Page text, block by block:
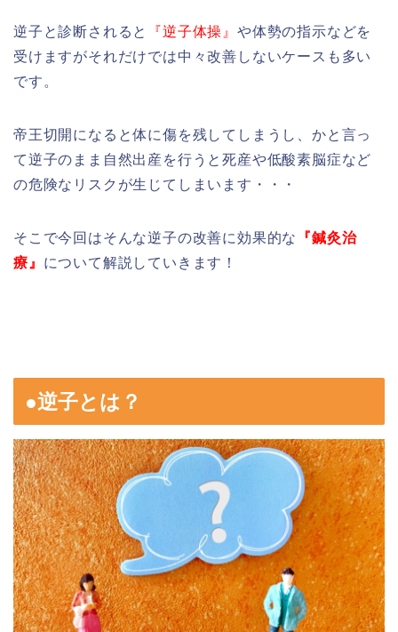
逆子と診断されると 『逆子体操』や体勢の指示などを
受けますがそれだけでは中々改善しないケースも多い
です。
帝王切開になると体に傷を残してしまうし、かと言っ
て逆子のまま自然出産を行うと死産や低酸素脳症など
の危険なリスクが生じてしまいます・・・
そこで今回はそんな逆子の改善に効果的な
『鍼灸治
療』 について解説していきます！
●逆子とは？